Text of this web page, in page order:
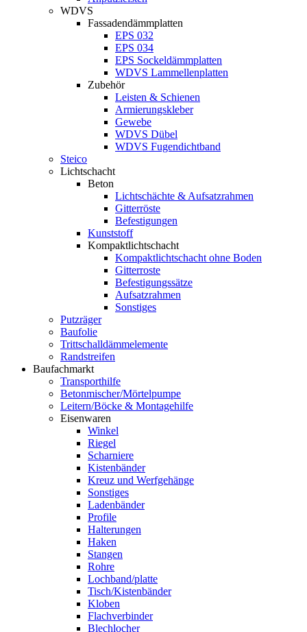
WDVS
Fassadendämmplatten
EPS 032
EPS 034
EPS Sockeldämmplatten
WDVS Lammellenplatten
Zubehör
Leisten & Schienen
Armierungskleber
Gewebe
WDVS Dübel
WDVS Fugendichtband
Steico
Lichtschacht
Beton
Lichtschächte & Aufsatzrahmen
Gitterröste
Befestigungen
Kunststoff
Kompaktlichtschacht
Kompaktlichtschacht ohne Boden
Gitterroste
Befestigungssätze
Aufsatzrahmen
Sonstiges
Putzräger
Baufolie
Trittschalldämmelemente
Randstreifen
Baufachmarkt
Transporthilfe
Betonmischer/Mörtelpumpe
Leitern/Böcke & Montagehilfe
Eisenwaren
Winkel
Riegel
Scharniere
Kistenbänder
Kreuz und Werfgehänge
Sonstiges
Ladenbänder
Profile
Halterungen
Haken
Stangen
Rohre
Lochband/platte
Tisch/Kistenbänder
Kloben
Flachverbinder
Blechlocher